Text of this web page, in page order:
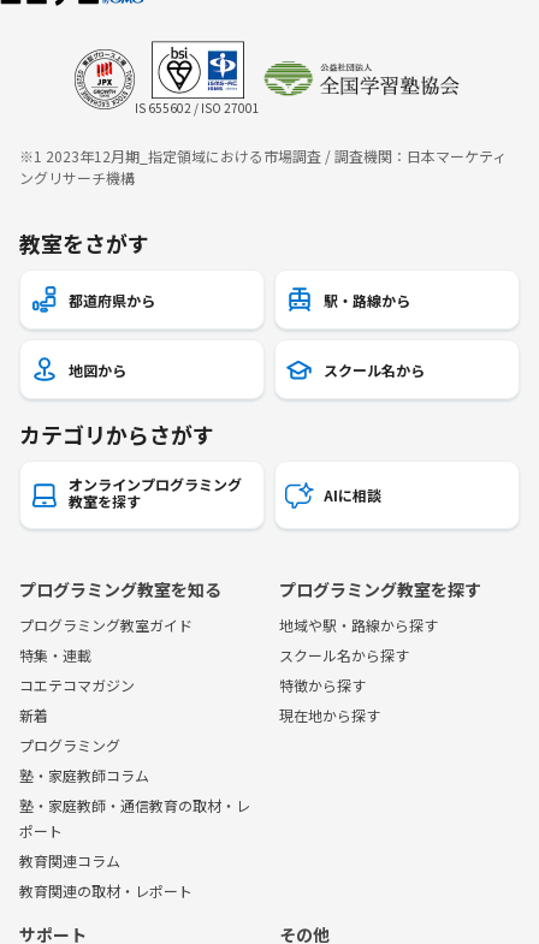
IS 655602 / ISO 27001
※1 2023年12月期_指定領域における市場調査 / 調査機関：日本マーケティ
ングリサーチ機構
教室をさがす
都道府県から 駅・路線から
地図から スクール名から
カテゴリからさがす
オンラインプログラミング
教室を探す
AIに相談
プログラミング教室を知る
プログラミング教室ガイド
特集・連載
コエテコマガジン
新着
プログラミング
塾・家庭教師コラム
塾・家庭教師・通信教育の取材・レ
ポート
教育関連コラム
教育関連の取材・レポート
プログラミング教室を探す
地域や駅・路線から探す
スクール名から探す
特徴から探す
現在地から探す
サポート その他